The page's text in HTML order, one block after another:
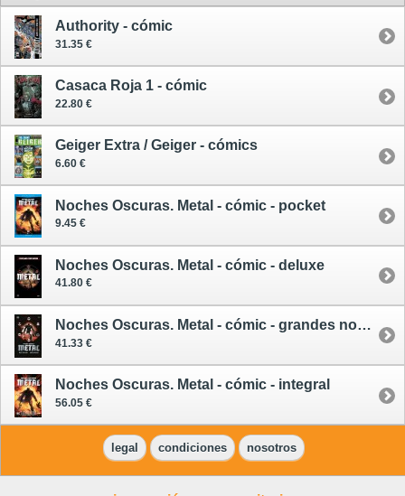
Authority - cómic
31.35 €
Casaca Roja 1 - cómic
22.80 €
Geiger Extra / Geiger - cómics
6.60 €
Noches Oscuras. Metal - cómic - pocket
9.45 €
Noches Oscuras. Metal - cómic - deluxe
41.80 €
Noches Oscuras. Metal - cómic - grandes novelas gráficas DC
41.33 €
Noches Oscuras. Metal - cómic - integral
56.05 €
legal condiciones nosotros